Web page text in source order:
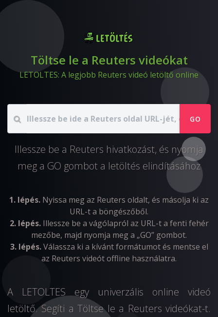
Töltse le a Reuters videókat
LETOLTES: A legjobb Reuters videó letöltő online
GO
Illessze be a Reuters hivatkozást, és nyomja
meg a GO gombot a letöltés elindításához
1. lépés. Nyissa meg az Reuters oldalt, és másolja ki az
URL-t a böngészőből.
2. lépés.Illessze be a vágólapról az URL-t a fenti fehér
mezőbe, majd nyomja meg a „GO” gombot.
3. lépés.Válassza ki a kívánt formátumot és mentse el
az Reuters videót offline használatra.
A LETOLTES egy univerzális online videó
letöltő. Segíti a Töltse le a Reuters videókat-t.